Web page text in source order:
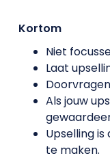
Kortom
Niet
Laat
Als jouw
Upselling
te maken.